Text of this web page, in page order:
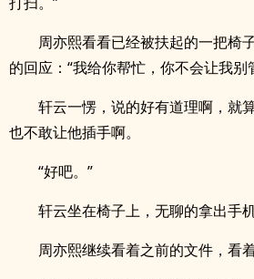
周亦熙看看已经被扶起的一把椅
的回应：“我给你帮忙，你不会让我别
轩云一愣，说的好有道理啊，就
也不敢让他插手啊。
“好吧。”
轩云坐在椅子上，无聊的拿出手机
周亦熙继续看着之前的文件，看